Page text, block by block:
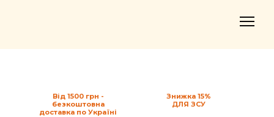
Знижка 15%
ДЛЯ ЗСУ
Від 1500 грн -
безкоштовна
доставка по Україні